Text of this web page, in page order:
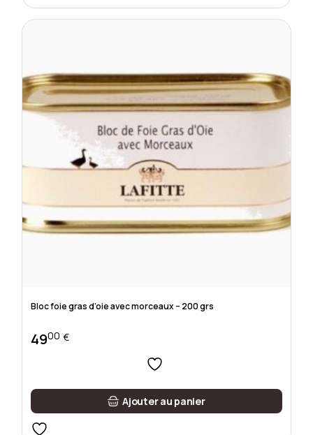
Bloc foie gras d’oie avec morceaux – 200 grs
4900 €
Ajouter au panier